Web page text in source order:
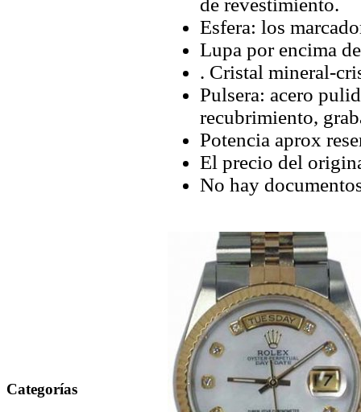
Categorías
de revestimiento.
Esfera: los
Lupa por encima
. Cristal mineral-
Pulsera: acero
recubrimiento,
Potencia aprox
El precio del
No hay